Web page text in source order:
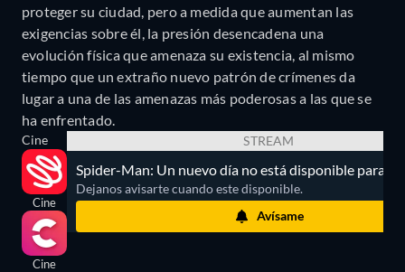
proteger su ciudad, pero a medida que aumentan las
exigencias sobre él, la presión desencadena una
evolución física que amenaza su existencia, al mismo
tiempo que un extraño nuevo patrón de crímenes da
lugar a una de las amenazas más poderosas a las que se
ha enfrentado.
Cine
Cine
Cine
STREAM
Spider-Man: Un nuevo día no está disponible para
Dejanos avisarte cuando este disponible.
Avísame